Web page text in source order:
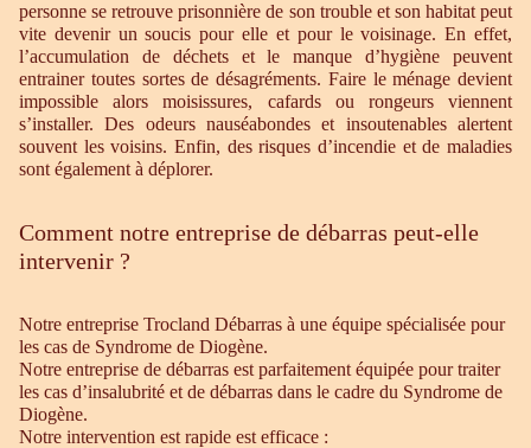
personne se retrouve prisonnière de son trouble et son habitat peut
vite devenir un soucis pour elle et pour le voisinage. En effet,
l’accumulation de déchets et le manque d’hygiène peuvent
entrainer toutes sortes de désagréments. Faire le ménage devient
impossible alors moisissures, cafards ou rongeurs viennent
s’installer. Des odeurs nauséabondes et insoutenables alertent
souvent les voisins. Enfin, des risques d’incendie et de maladies
sont également à déplorer.
Comment notre entreprise de débarras peut-elle
intervenir ?
Notre entreprise Trocland Débarras à une équipe spécialisée pour
les cas de Syndrome de Diogène.
Notre entreprise de débarras est parfaitement équipée pour traiter
les cas d’insalubrité et de débarras dans le cadre du Syndrome de
Diogène.
Notre intervention est rapide est efficace :